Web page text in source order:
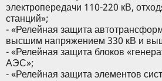
электропередачи 110-220 кВ,
станций»;
- «Релейная защита
высшим напряжением 330 кВ и
- «Релейная защита блоков
АЭС»;
- «Релейная защита элементов